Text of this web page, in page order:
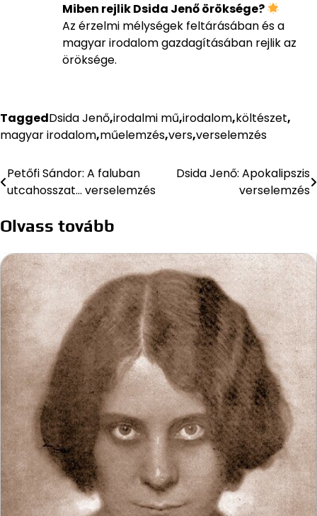
Miben rejlik Dsida Jenő öröksége?
Az érzelmi mélységek feltárásában és a
magyar irodalom gazdagításában rejlik az
öröksége.
TaggedDsida Jenő,irodalmi mű,irodalom,költészet,
magyar irodalom,műelemzés,vers,verselemzés
Bejegyzés
Petőfi Sándor: A faluban
utcahosszat… verselemzés
Dsida Jenő: Apokalipszis
verselemzés
Olvass tovább